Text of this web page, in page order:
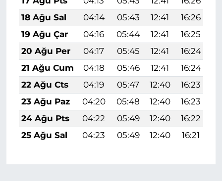
18 Ağu Sal
04:14 05:43 12:41 16:26
19 Ağu Çar
04:16 05:44 12:41 16:25
20 Ağu Per
04:17 05:45 12:41 16:24
21 Ağu Cum
04:18 05:46 12:41 16:24
22 Ağu Cts
04:19 05:47 12:40 16:23
23 Ağu Paz
04:20 05:48 12:40 16:23
24 Ağu Pts
04:22 05:49 12:40 16:22
25 Ağu Sal
04:23 05:49 12:40 16:21